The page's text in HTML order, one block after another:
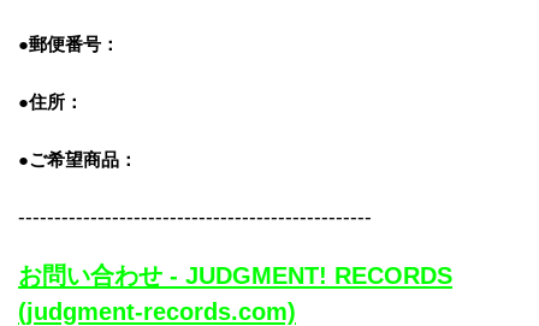
●郵便番号：
●住所：
●ご希望商品：
-------------------------------------------------
お問い合わせ - JUDGMENT! RECORDS
(judgment-records.com)